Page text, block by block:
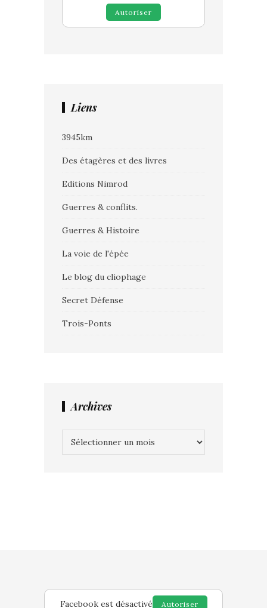
Autoriser
Liens
3945km
Des étagères et des livres
Editions Nimrod
Guerres & conflits.
Guerres & Histoire
La voie de l'épée
Le blog du cliophage
Secret Défense
Trois-Ponts
Archives
Facebook est désactivé Autoriser